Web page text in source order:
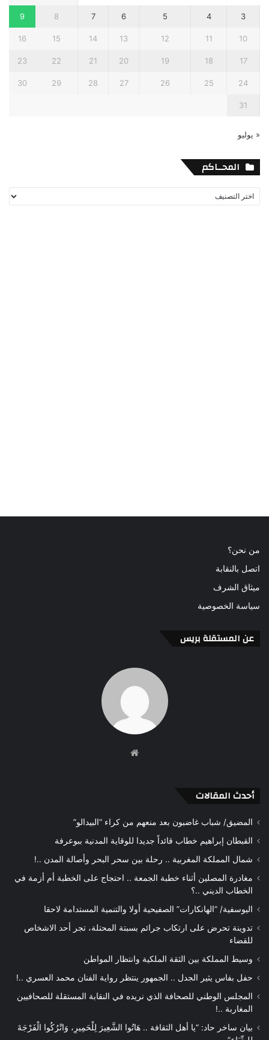
3
4
5
6
7
8
9
10
11
12
13
14
15
16
17
18
19
20
21
22
23
24
25
26
27
28
29
30
31
« يوليو
المحــاكم
المحــاكم
من نحن؟
اتصل بالنقابة
ميثاق الشرف
سياسة الخصوصية
عن المستقلة بريس
أحدث المقالات
المضيق/ شباب غاضبون بعد منعهم من كراء “البيدالو”
القبطان إبراهيم خطاب قائداً جديدا للوقاية المدنية ببوعرفة
شمال المملكة المغربية .. رحلة بين سحر البحر وأصالة المدن ..!
مغادرة المصلين أثناء خطبة الجمعة .. احتجاج على الخطبة أم أزمة في
الخطاب الديني ..؟
اليوسفية/ “الهانكارات” الصفيحية أولا والتنمية المستدامة لاحقا
تدوينة تحرض على ارتكاب جرائم بسبتة المحتلة، تجر أحد الاشخاص
للقضاء
وسيط المملكة بين الثقة الملكية وانتظار المواطن
حفل بفاس يثير الجدل .. الجمهور ينتظر رواية الفنان محمد العسري ..!
المجلس الوطني للصحافة الذي نريده في النقابة المستقلة للصحافيين
المغاربة ..!
بيان ساخر حاد: “يا أهل الثقافة .. هَاتُوا الشَّعِيرَ لِلْحَمِيرِ، وَاتْرُكُوا الْفَرْجَةَ